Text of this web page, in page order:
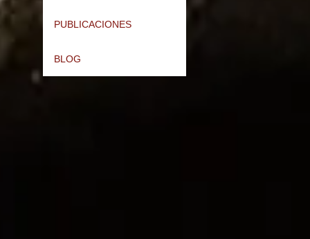
PUBLICACIONES
BLOG